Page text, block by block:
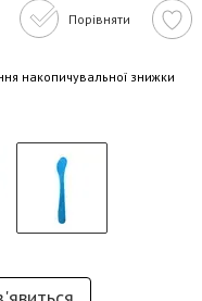
Порівняти
накопичувальної знижки